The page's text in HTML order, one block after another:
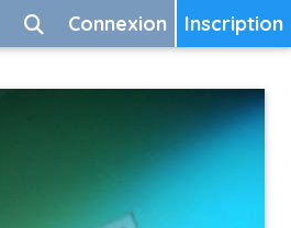
Inscription
Connexion